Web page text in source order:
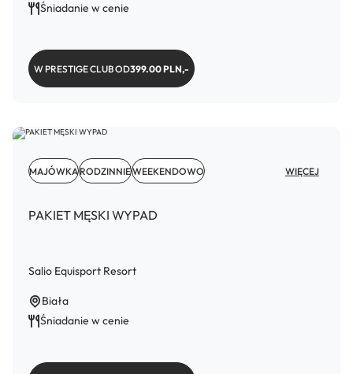
Śniadanie w cenie
W PRESTIGE CLUB OD399.00 PLN,-
PAKIET MĘSKI WYPAD
MAJÓWKARODZINNIEWEEKENDOWO WIĘCEJ
Salio Equisport Resort
Biała
Śniadanie w cenie